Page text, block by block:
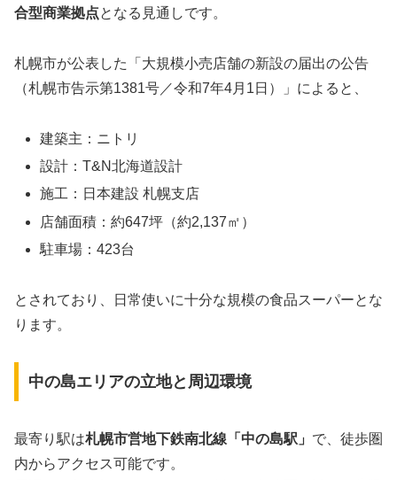
合型商業拠点となる見通しです。
札幌市が公表した「大規模小売店舗の新設の届出の公告
（札幌市告示第1381号／令和7年4月1日）」によると、
建築主：ニトリ
設計：T&N北海道設計
施工：日本建設 札幌支店
店舗面積：約647坪（約2,137㎡）
駐車場：423台
とされており、日常使いに十分な規模の食品スーパーとな
ります。
中の島エリアの立地と周辺環境
最寄り駅は札幌市営地下鉄南北線「中の島駅」 で、徒歩圏
内からアクセス可能です。